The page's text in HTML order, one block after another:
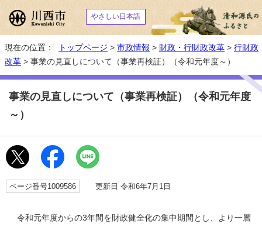
やさしい日本語
現在の位置： トップページ > 市政情報 > 財政・行財政改革 > 行財政
改革 > 事業の見直しについて（事業再検証）（令和元年度～）
事業の見直しについて（事業再検証）（令和元年度
～）
ページ番号1009586 更新日 令和6年7月1日
令和元年度からの3年間を財政健全化の集中期間とし、より一層